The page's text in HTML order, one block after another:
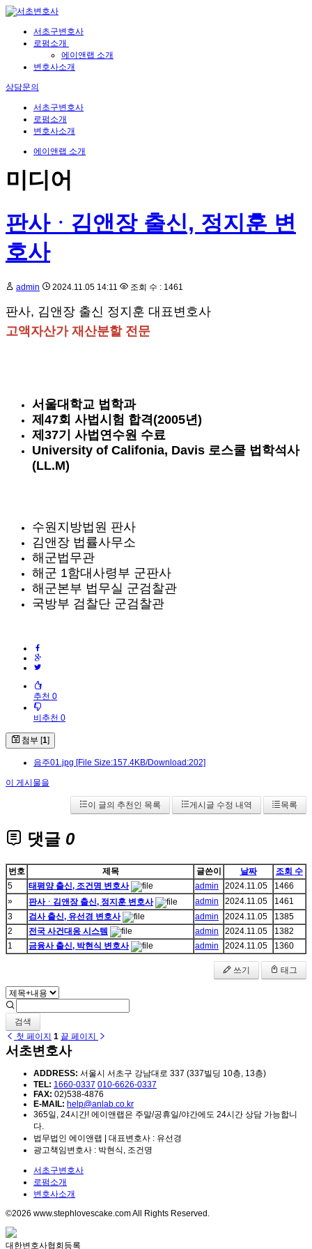
서초구변호사
로펌소개
에이앤랩 소개
변호사소개
상담문의
서초구변호사
로펌소개
변호사소개
에이앤랩 소개
미디어
판사ᆞ김앤장 출신, 정지훈 변
호사
admin 2024.11.05 14:11 조회 수 : 1461
판사, 김앤장 출신 정지훈 대표변호사
고액자산가 재산분할 전문
서울대학교 법학과
제47회 사법시험 합격(2005년)
제37기 사법연수원 수료
University of Califonia, Davis 로스쿨 법학석사
(LL.M)
수원지방법원 판사
김앤장 법률사무소
해군법무관
해군 1함대사령부 군판사
해군본부 법무실 군검찰관
국방부 검찰단 군검찰관
추천 0
비추천 0
첨부 [1]
음주01.jpg [File Size:157.4KB/Download:202]
이 게시물을
이 글의 추천인 목록 게시글 수정 내역 목록
댓글 0
번호 제목 글쓴이 날짜
조회 수
5
태평양 출신, 조건명 변호사 admin 2024.11.05
1466
»
판사ᆞ김앤장 출신, 정지훈 변호사 admin 2024.11.05
1461
3
검사 출신, 유선경 변호사 admin 2024.11.05
1385
2
전국 사건대응 시스템 admin 2024.11.05
1382
1
금융사 출신, 박현식 변호사 admin 2024.11.05 1360
쓰기 태그
검색
첫 페이지 1 끝 페이지
서초변호사
ADDRESS: 서울시 서초구 강남대로 337 (337빌딩 10층, 13층)
TEL: 1660-0337 010-6626-0337
FAX: 02)538-4876
E-MAIL: help@anlab.co.kr
365일, 24시간! 에이앤랩은 주말/공휴일/야간에도 24시간 상담 가능합니
다.
법무법인 에이앤랩 | 대표변호사 : 유선경
광고책임변호사 : 박현식, 조건명
서초구변호사
로펌소개
변호사소개
©2026 www.stephlovescake.com All Rights Reserved.
대한변호사협회등록